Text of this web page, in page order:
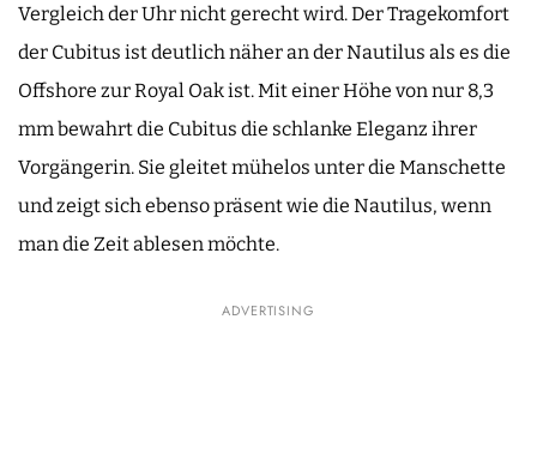
Vergleich der Uhr nicht gerecht wird. Der Tragekomfort
der Cubitus ist deutlich näher an der Nautilus als es die
Offshore zur Royal Oak ist. Mit einer Höhe von nur 8,3
mm bewahrt die Cubitus die schlanke Eleganz ihrer
Vorgängerin. Sie gleitet mühelos unter die Manschette
und zeigt sich ebenso präsent wie die Nautilus, wenn
man die Zeit ablesen möchte.
ADVERTISING